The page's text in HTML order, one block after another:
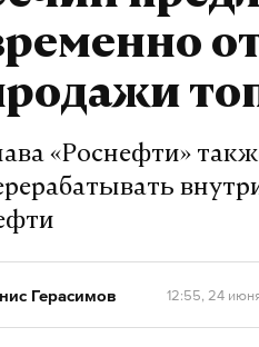
«Роснефти»
Герасимов 12:55, 24